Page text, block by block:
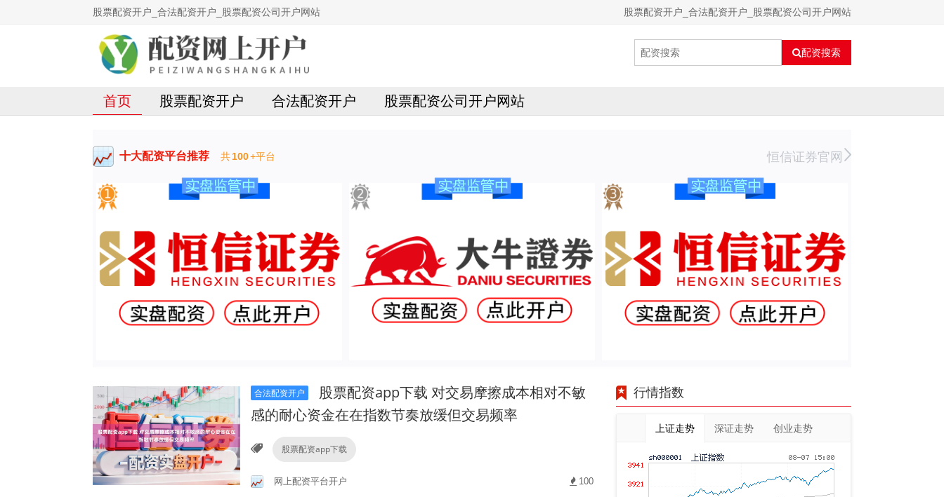
股票配资开户_合法配资开户_股票配资公司开户网站 股票配资开户_合法配资开户_股票配资公司开户网站
配资搜索
首页 股票配资开户 合法配资开户 股票配资公司开户网站
十大配资平台推荐 共100+平台 恒信证券官网
合法配资开户
股票配资app下载 对交易摩擦成本相对不敏
感的耐心资金在在指数节奏放缓但交易频率
股票配资app下载
网上配资平台开户 100
行情指数
上证走势 深证走势 创业走势